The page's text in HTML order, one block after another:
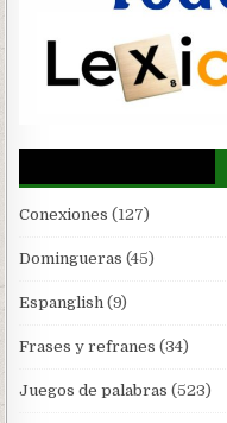
Conexiones (127)
Domingueras (45)
Espanglish (9)
Frases y refranes (34)
Juegos de palabras (523)